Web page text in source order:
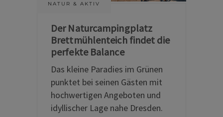
NATUR & AKTIV
Der Naturcampingplatz
Brettmühlenteich findet die
perfekte Balance
Das kleine Paradies im Grünen
punktet bei seinen Gästen mit
hochwertigen Angeboten und
idyllischer Lage nahe Dresden.